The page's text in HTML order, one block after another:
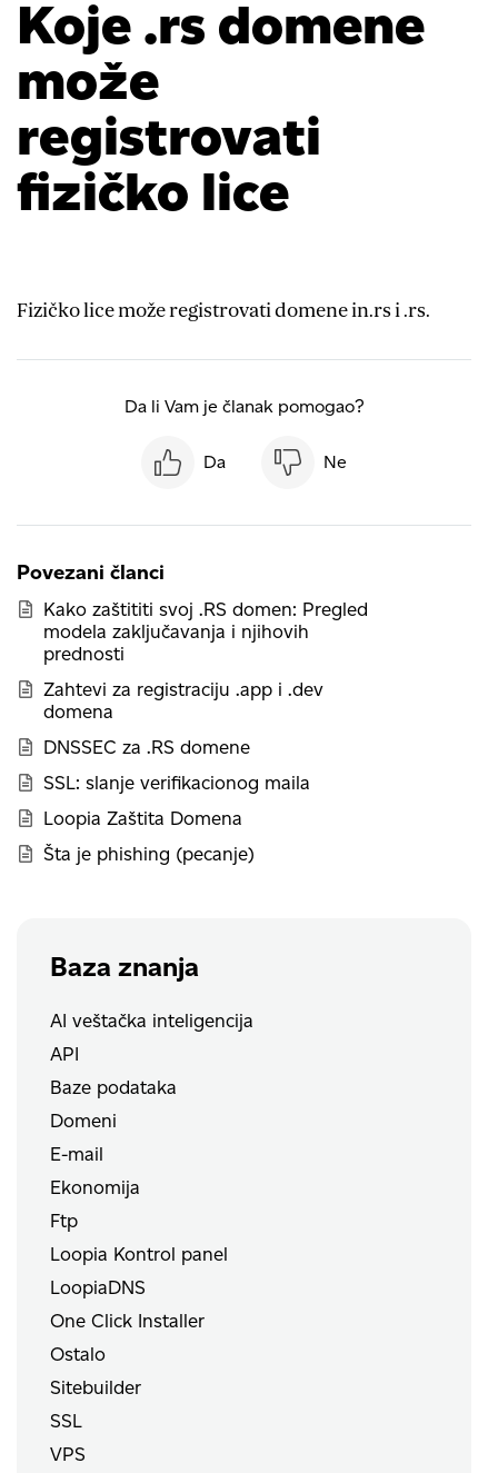
Koje .rs domene
može
registrovati
fizičko lice
Fizičko lice može registrovati domene in.rs i .rs.
Da li Vam je članak pomogao?
Da Ne
Povezani članci
Kako zaštititi svoj .RS domen: Pregled
modela zaključavanja i njihovih
prednosti
Zahtevi za registraciju .app i .dev
domena
DNSSEC za .RS domene
SSL: slanje verifikacionog maila
Loopia Zaštita Domena
Šta je phishing (pecanje)
Baza znanja
AI veštačka inteligencija
API
Baze podataka
Domeni
E-mail
Ekonomija
Ftp
Loopia Kontrol panel
LoopiaDNS
One Click Installer
Ostalo
Sitebuilder
SSL
VPS